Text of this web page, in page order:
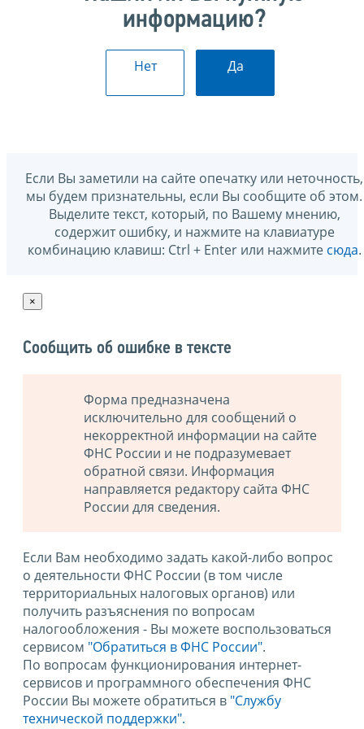
информацию?
Нет Да
Если Вы заметили на сайте опечатку или неточность,
мы будем признательны, если Вы сообщите об этом.
Выделите текст, который, по Вашему мнению,
содержит ошибку, и нажмите на клавиатуре
комбинацию клавиш: Ctrl + Enter или нажмите сюда.
×
Сообщить об ошибке в тексте
Форма предназначена
исключительно для сообщений о
некорректной информации на сайте
ФНС России и не подразумевает
обратной связи. Информация
направляется редактору сайта ФНС
России для сведения.
Если Вам необходимо задать какой-либо вопрос
о деятельности ФНС России (в том числе
территориальных налоговых органов) или
получить разъяснения по вопросам
налогообложения - Вы можете воспользоваться
сервисом "Обратиться в ФНС России".
По вопросам функционирования интернет-
сервисов и программного обеспечения ФНС
России Вы можете обратиться в "Службу
технической поддержки".